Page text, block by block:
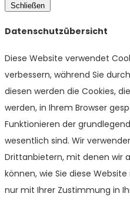
Schließen
Datenschutzübersicht
Diese Website verwendet
verbessern, während Sie
diesen werden die Cookies,
werden, in Ihrem Browser
Funktionieren der
wesentlich sind. Wir
Drittanbietern, mit denen wir
können, wie Sie diese
nur mit Ihrer Zustimmung in